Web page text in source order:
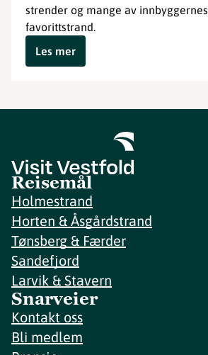
strender og mange av innbyggernes
favorittstrand.
Les mer
Reisemål
Holmestrand
Horten & Åsgårdstrand
Tønsberg & Færder
Sandefjord
Larvik & Stavern
Snarveier
Kontakt oss
Bli medlem